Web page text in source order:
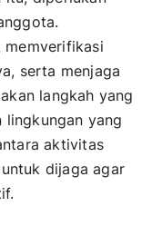
memverifikasi
serta menjaga
langkah yang
yang
aktivitas
dijaga agar